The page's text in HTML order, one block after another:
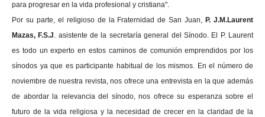
para progresar en la vida profesional y cristiana".
Por su parte, el religioso de la Fraternidad de San Juan, P. J.M.Laurent
Mazas, F.S.J. asistente de la secretaría general del Sínodo.El P. Laurent
es todo un experto en estos caminos de comunión emprendidos por los
sínodos ya que es participante habitual de los mismos. En el número de
noviembre de nuestra revista, nos ofrece una entrevista en la que además
de abordar la relevancia del sínodo, nos ofrece su esperanza sobre el
futuro de la vida religiosa y la necesidad de crecer en la claridad de la